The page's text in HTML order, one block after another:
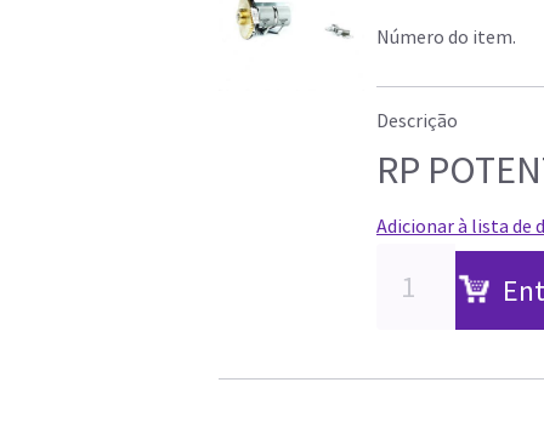
Número do item.
Descrição
RP
Adicionar à lista de